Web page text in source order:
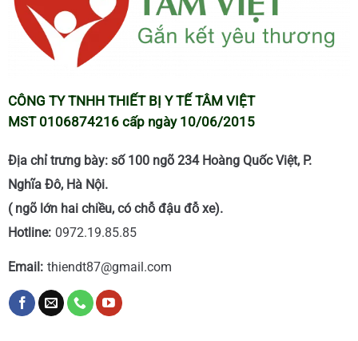
CÔNG TY TNHH THIẾT BỊ Y TẾ TÂM VIỆT
MST 0106874216 cấp ngày 10/06/2015
Địa chỉ trưng bày: số 100 ngõ 234 Hoàng Quốc Việt, P.
Nghĩa Đô, Hà Nội.
( ngõ lớn hai chiều, có chỗ đậu đỗ xe).
Hotline: 0972.19.85.85
Email: thiendt87@gmail.com